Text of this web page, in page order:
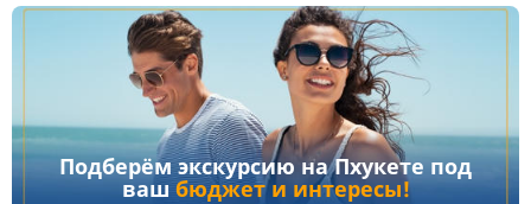
Подберём экскурсию на Пхукете под
вашбюджет и интересы!